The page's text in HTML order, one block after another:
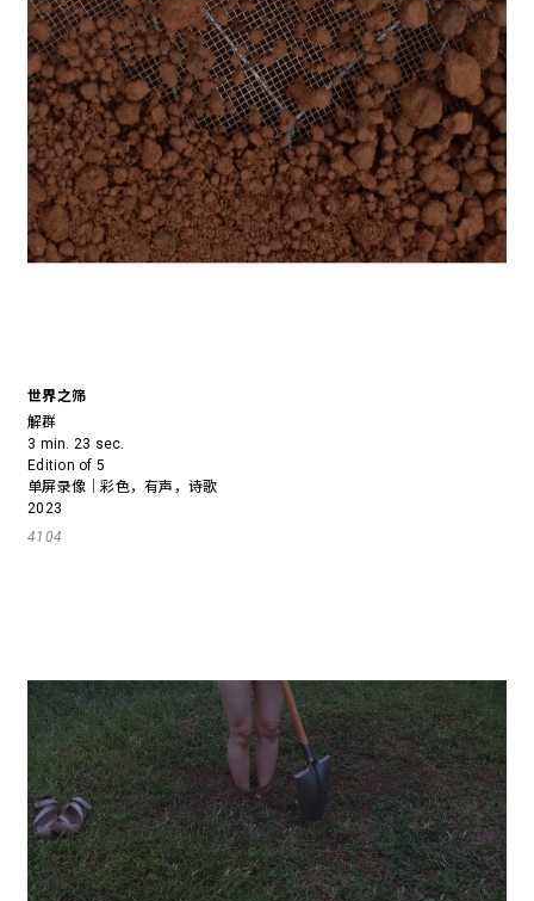
世界之筛
解群
3 min. 23 sec.
Edition of 5
单屏录像｜彩色，有声，诗歌
2023
4104